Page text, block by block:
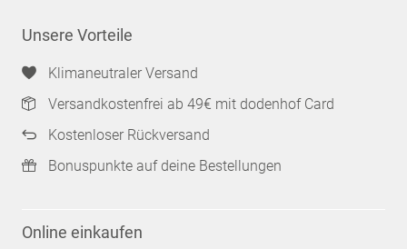
Unsere Vorteile
Klimaneutraler Versand
Versandkostenfrei ab 49€ mit dodenhof Card
Kostenloser Rückversand
Bonuspunkte auf deine Bestellungen
Online einkaufen